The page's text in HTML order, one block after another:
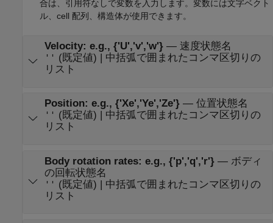
合は、引用符なしで変数を入力します。変数には文字ベクト
ル、cell 配列、構造体が使用できます。
Velocity: e.g., {'U','v','w'}— 速度状態名
''
(既定値) | 中括弧で囲まれたコンマ区切りの
リスト
Position: e.g., {'Xe','Ye','Ze'}— 位置状態名
''
(既定値) | 中括弧で囲まれたコンマ区切りの
リスト
Body rotation rates: e.g., {'p','q','r'}— ボディ
の回転状態名
''
(既定値) | 中括弧で囲まれたコンマ区切りの
リスト